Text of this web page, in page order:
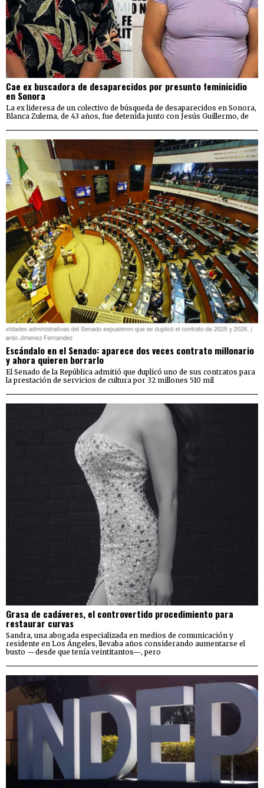
Cae ex buscadora de desaparecidos por presunto feminicidio
en Sonora
La ex lideresa de un colectivo de búsqueda de desaparecidos en Sonora,
Blanca Zulema, de 43 años, fue detenida junto con Jesús Guillermo, de
Escándalo en el Senado: aparece dos veces contrato millonario
y ahora quieren borrarlo
El Senado de la República admitió que duplicó uno de sus contratos para
la prestación de servicios de cultura por 32 millones 510 mil
Grasa de cadáveres, el controvertido procedimiento para
restaurar curvas
Sandra, una abogada especializada en medios de comunicación y
residente en Los Ángeles, llevaba años considerando aumentarse el
busto —desde que tenía veintitantos—, pero